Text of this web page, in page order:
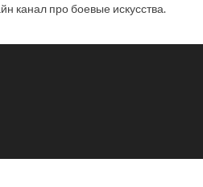
канал про боевые искусства.